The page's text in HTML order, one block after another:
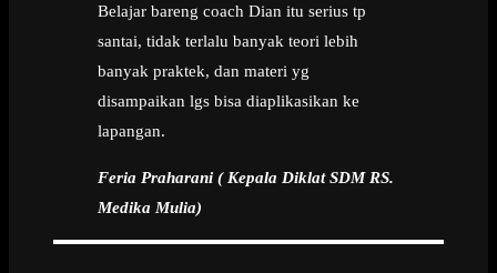
Belajar bareng coach Dian itu serius tp
santai, tidak terlalu banyak teori lebih
banyak praktek, dan materi yg
disampaikan lgs bisa diaplikasikan ke
lapangan.
Feria Praharani ( Kepala Diklat SDM RS.
Medika Mulia)